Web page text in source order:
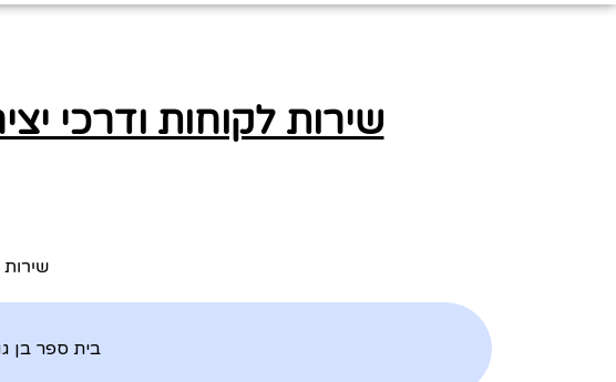
שירות לקוחות ודרכי
שירות
בית ספר בן